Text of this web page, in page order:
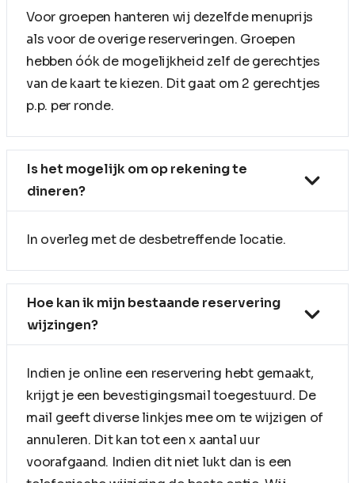
Voor groepen hanteren wij dezelfde menuprijs
als voor de overige reserveringen. Groepen
hebben óók de mogelijkheid zelf de gerechtjes
van de kaart te kiezen. Dit gaat om 2 gerechtjes
p.p. per ronde.
Is het mogelijk om op rekening te
dineren?
In overleg met de desbetreffende locatie.
Hoe kan ik mijn bestaande reservering
wijzingen?
Indien je online een reservering hebt gemaakt,
krijgt je een bevestigingsmail toegestuurd. De
mail geeft diverse linkjes mee om te wijzigen of
annuleren. Dit kan tot een x aantal uur
voorafgaand. Indien dit niet lukt dan is een